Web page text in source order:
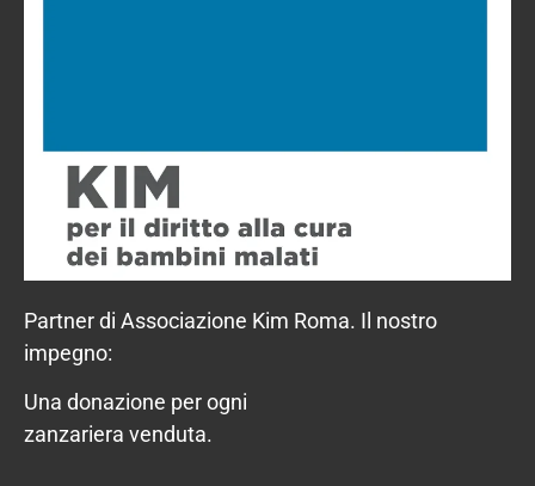
Partner di Associazione Kim Roma. Il nostro
impegno:
Una donazione per ogni
zanzariera venduta.